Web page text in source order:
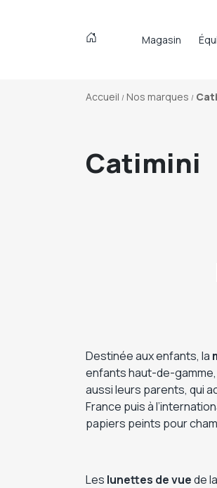
Magasin
Accueil Nos marques
Catimini
Destinée aux enfants, la
enfants haut-de-
aussi leurs parents, qui
France puis à
papiers peints pour
Les lunettes de vuede la